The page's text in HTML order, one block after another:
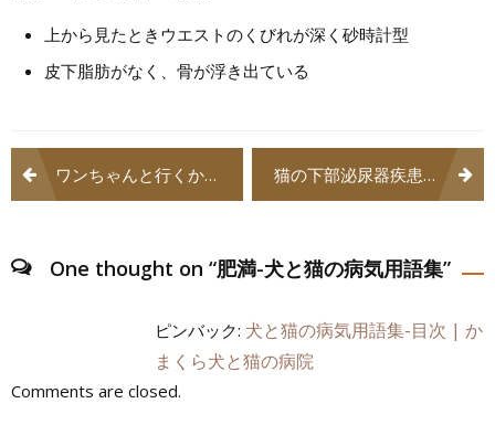
上から見たときウエストのくびれが深く砂時計型
皮下脂肪がなく、骨が浮き出ている
投
稿
ナ
ー
ワンちゃんと行くかまくら散歩道03・扇ヶ谷・佐助・御成町 猫の下部泌尿器疾患（FLUTD）-犬と猫の病気用語集
One thought on “肥満-犬と猫の病気用語集”
ピンバック: 犬と猫の病気用語集-目次 | か
まくら犬と猫の病院
Comments are closed.